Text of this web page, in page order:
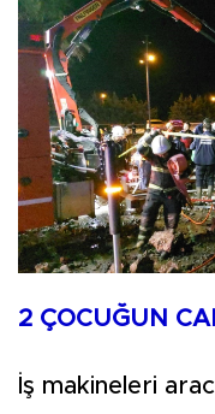
2 ÇOCUĞUN
İş makineleri